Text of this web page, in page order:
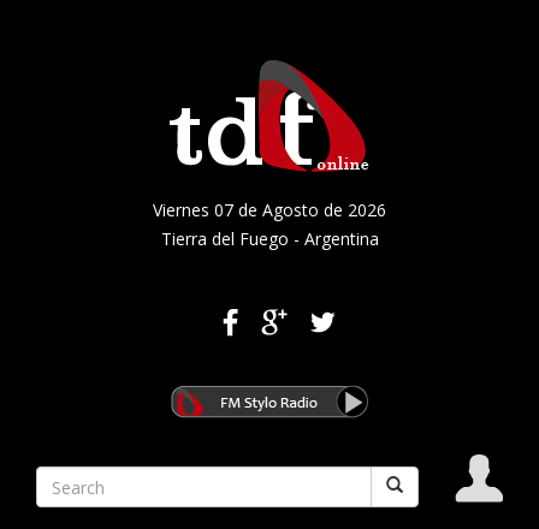
Viernes 07 de Agosto de 2026
Tierra del Fuego - Argentina